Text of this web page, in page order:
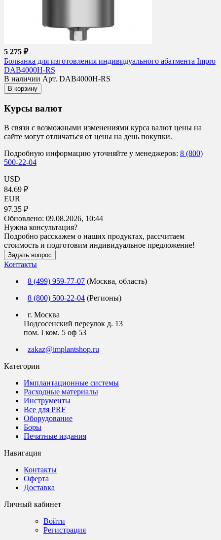
5 275 ₽
Болванка для изготовления индивидуального абатмента Impro
DAB4000H-RS
В наличии Арт. DAB4000H-RS
В корзину
Курсы валют
В связи с возможными изменениями курса валют цены на
сайте могут отличаться от цены на день покупки.
Подробную информацию уточняйте у менеджеров: 8 (800)
500-22-04
USD
84.69 ₽
EUR
97.35 ₽
Обновлено: 09.08.2026, 10:44
Нужна консультация?
Подробно расскажем о наших продуктах, рассчитаем
стоимость и подготовим индивидуальное предложение!
Задать вопрос
Контакты
8 (499) 959-77-07 (Москва, область)
8 (800) 500-22-04 (Регионы)
г. Москва
Подсосенский переулок д. 13
пом. I ком. 5 оф 53
zakaz@implantshop.ru
Категории
Имплантационные системы
Расходные материалы
Инструменты
Все для PRF
Оборудование
Боры
Печатные издания
Навигация
Контакты
Оферта
Доставка
Личный кабинет
Войти
Регистрация